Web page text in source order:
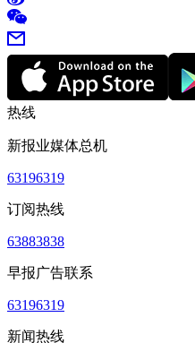
热线
新报业媒体总机
63196319
订阅热线
63883838
早报广告联系
63196319
新闻热线